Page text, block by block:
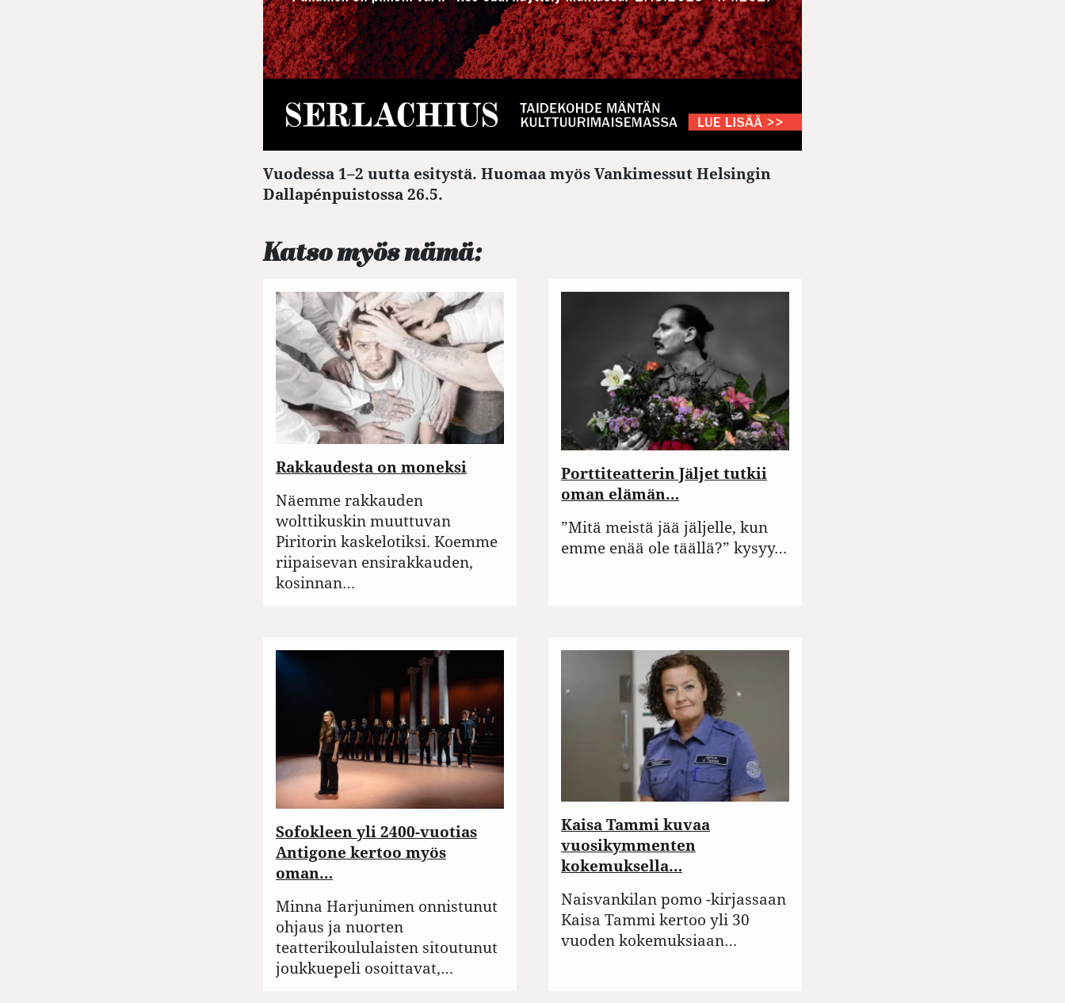
Vuodessa 1–2 uutta esitystä. Huomaa myös Vankimessut Helsingin
Dallapénpuistossa 26.5.
Katso myös nämä:
Rakkaudesta on moneksi
Näemme rakkauden
wolttikuskin muuttuvan
Piritorin kaskelotiksi. Koemme
riipaisevan ensirakkauden,
kosinnan…
Porttiteatterin Jäljet tutkii
oman elämän…
”Mitä meistä jää jäljelle, kun
emme enää ole täällä?” kysyy…
Sofokleen yli 2400-vuotias
Antigone kertoo myös
oman…
Minna Harjunimen onnistunut
ohjaus ja nuorten
teatterikoululaisten sitoutunut
joukkuepeli osoittavat,…
Kaisa Tammi kuvaa
vuosikymmenten
kokemuksella…
Naisvankilan pomo -kirjassaan
Kaisa Tammi kertoo yli 30
vuoden kokemuksiaan…